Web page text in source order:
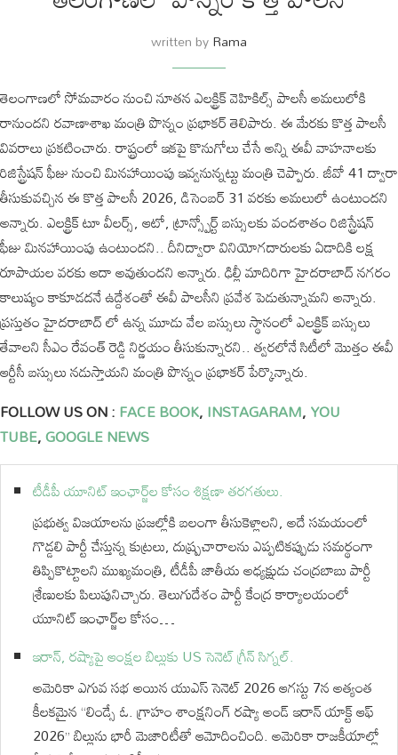
written byRama
తెలంగాణలో సోమవారం నుంచి నూతన ఎలక్ట్రిక్ వెహికిల్స్ పాలసీ అమలులోకి
రానుందని రవాణాశాఖ మంత్రి పొన్నం ప్రభాకర్ తెలిపారు. ఈ మేరకు కొత్త పాలసీ
వివరాలు ప్రకటించారు. రాష్ట్రంలో ఇకపై కొనుగోలు చేసే అన్ని ఈవీ వాహనాలకు
రిజిస్ట్రేషన్ ఫీజు నుంచి మినహాయింపు ఇవ్వనున్నట్టు మంత్రి చెప్పారు. జీవో 41 ద్వారా
తీసుకువచ్చిన ఈ కొత్త పాలసీ 2026, డిసెంబర్ 31 వరకు అమలులో ఉంటుందని
అన్నారు. ఎలక్ట్రిక్ టూ వీలర్స్, ఆటో, ట్రాన్స్పోర్ట్ బస్సులకు వందశాతం రిజిస్ట్రేషన్
ఫీజు మినహాయింపు ఉంటుందని.. దీనిద్వారా వినియోగదారులకు ఏడాదికి లక్ష
రూపాయల వరకు ఆదా అవుతుందని అన్నారు. ఢిల్లీ మాదిరిగా హైదరాబాద్ నగరం
కాలుష్యం కాకూడదనే ఉద్దేశంతో ఈవీ పాలసీని ప్రవేశ పెడుతున్నామని అన్నారు.
ప్రస్తుతం హైదరాబాద్ లో ఉన్న మూడు వేల బస్సులు స్థానంలో ఎలక్ట్రిక్ బస్సులు
తేవాలని సీఎం రేవంత్ రెడ్డి నిర్ణయం తీసుకున్నారని.. త్వరలోనే సిటీలో మొత్తం ఈవీ
ఆర్టీసీ బస్సులు నడుస్తాయని మంత్రి పొన్నం ప్రభాకర్ పేర్కొన్నారు.
FOLLOW US ON :FACE BOOK,INSTAGARAM,YOU
TUBE,GOOGLE NEWS
టీడీపీ యూనిట్ ఇంఛార్జ్‌ల కోసం శిక్షణా తరగతులు.
ప్రభుత్వ విజయాలను ప్రజల్లోకి బలంగా తీసుకెళ్లాలని, అదే సమయంలో
గొడ్డలి పార్టీ చేస్తున్న కుట్రలు, దుష్ప్రచారాలను ఎప్పటికప్పుడు సమర్థంగా
తిప్పికొట్టాలని ముఖ్యమంత్రి, టీడీపీ జాతీయ అధ్యక్షుడు చంద్రబాబు పార్టీ
శ్రేణులకు పిలుపునిచ్చారు. తెలుగుదేశం పార్టీ కేంద్ర కార్యాలయంలో
యూనిట్ ఇంఛార్జ్‌ల కోసం…
ఇరాన్, రష్యాపై ఆంక్షల బిల్లుకు US సెనెట్ గ్రీన్ సిగ్నల్.
అమెరికా ఎగువ సభ అయిన యుఎస్ సెనెట్ 2026 ఆగస్టు 7న అత్యంత
కీలకమైన “లిండ్సే ఓ. గ్రాహం శాంక్షనింగ్ రష్యా అండ్ ఇరాన్ యాక్ట్ ఆఫ్
2026” బిల్లును భారీ మెజారిటీతో ఆమోదించింది. అమెరికా రాజకీయాల్లో